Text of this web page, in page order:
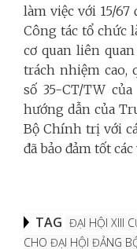
làm việc với 15/
Công tác tổ chức
cơ quan liên
trách nhiệm cao,
số 35-CT/TW
hướng dẫn của
Bộ Chính trị với
đã bảo đảm tốt
TAG ĐẠI HỘI XIII
CHO ĐẠI HỘI ĐẢNG